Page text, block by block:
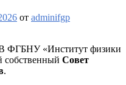
от adminifgp
В ФГБНУ «Институт физики
собственный Совет
.